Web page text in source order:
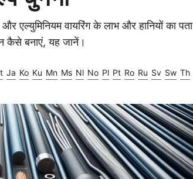
एल्युमिनियम वायरिंग के लाभ और हानियों का पता
कैसे बनाएं, यह जानें।
Ja Ko Ku Mn Ms Nl No Pl Pt Ro Ru Sv Sw Th